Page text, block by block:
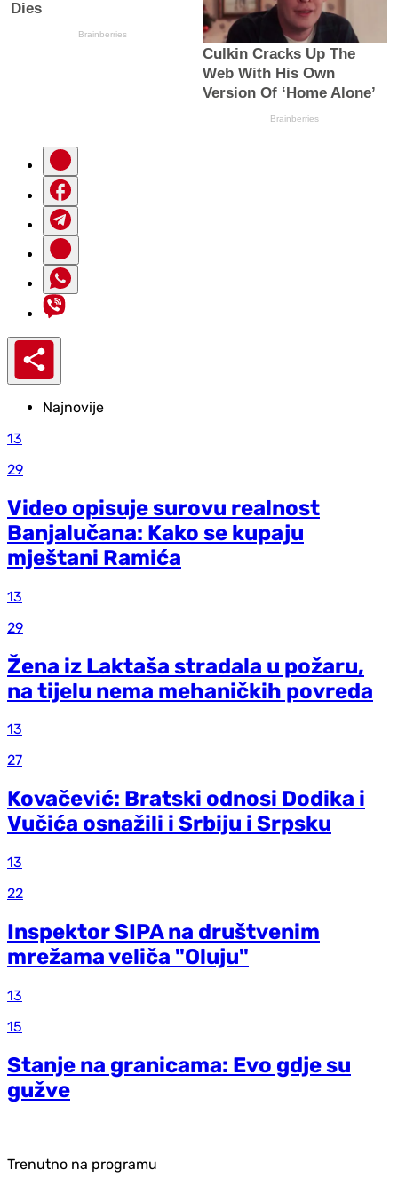
Najnovije
13
29
Video opisuje surovu realnost
Banjalučana: Kako se kupaju
mještani Ramića
13
29
Žena iz Laktaša stradala u požaru,
na tijelu nema mehaničkih povreda
13
27
Kovačević: Bratski odnosi Dodika i
Vučića osnažili i Srbiju i Srpsku
13
22
Inspektor SIPA na društvenim
mrežama veliča "Oluju"
13
15
Stanje na granicama: Evo gdje su
gužve
Trenutno na programu